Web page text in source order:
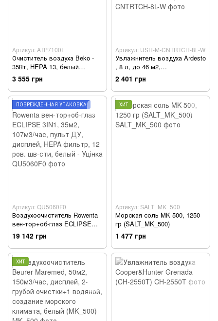
Артикул: ATP7100I
Очиститель воздуха Beko -
35Вт, HEPA 13, белый
(ATP7100I)
3 555 грн
Артикул: USH-M-CNTRTCH-8L-W
Увлажнитель воздуха Ardesto
, 8 л, до 46 м2,
ультразвуковой, верхний
залив, дисплей, таймер, УФ
лампа, пульт ДУ (USH-M-
CNTRTCH-8L-W)
2 401 грн
ПОВРЕЖДЁННАЯ УПАКОВКА
Артикул: QU5060F0
Воздухоочиститель Rowenta
вен-тор+об-глаз ECLIPSE
3IN1, 35м2, 107м3/час, пульт
ДУ, дисплей, HEPA фильтр,
12 ров. шв-сти, белый -
Уцінка
19 142 грн
ХИТ
Артикул: SALT_MK_500
Морская соль MK 500, 1250
гр (SALT_MK_500)
1 477 грн
ХИТ